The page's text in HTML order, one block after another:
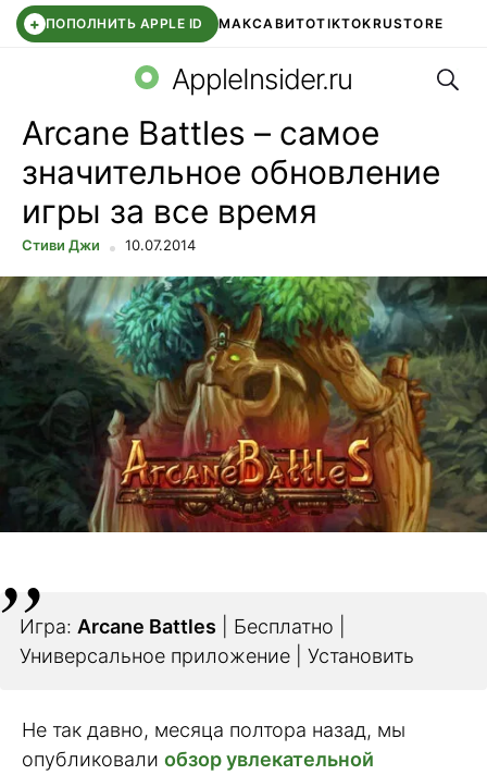
+ ПОПОЛНИТЬ APPLE ID МАКСАВИТОTIKTOKRUSTORE
WB КЛУБIOS 26.6 DDE STORE
AppleInsider.ru
Arcane Battles – самое
значительное обновление
игры за все время
Стиви Джи 10.07.2014
Игра: Arcane Battles | Бесплатно |
Универсальное приложение | Установить
Не так давно, месяца полтора назад, мы
опубликовали обзор увлекательной